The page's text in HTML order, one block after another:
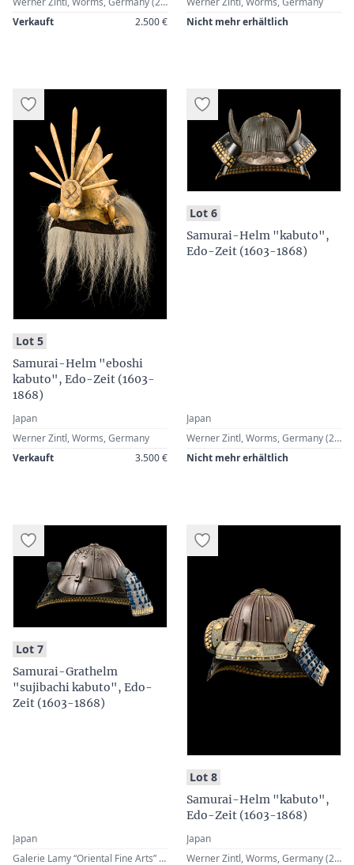
Verkauft
2.500 €
Nicht mehr erhältlich
Lot 5:
Samurai-Helm "eboshi
kabuto", Edo-Zeit (1603-
1868)
Japan
Werner Zintl, Worms, Germany
Verkauft
3.500 €
Lot 6:
Samurai-Helm "kabuto",
Edo-Zeit (1603-1868)
Japan
Werner Zintl, Worms, Germany (2015)
Nicht mehr erhältlich
Lot 7:
Samurai-Grathelm
"sujibachi kabuto", Edo-
Zeit (1603-1868)
Japan
Galerie Lamy “Oriental Fine Arts” (Georges & Hugues Jean Lamy), Brussels, Belgium · Werner Zintl, Worms, Germany (2015)
Lot 8:
Samurai-Helm "kabuto",
Edo-Zeit (1603-1868)
Japan
Werner Zintl, Worms, Germany (2014)